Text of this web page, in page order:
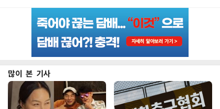
많이 본 기사